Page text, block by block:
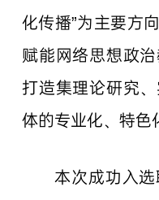
化传播”为主要方
赋能网络思想政
打造集理论研究
体的专业化、特色
本次成功入